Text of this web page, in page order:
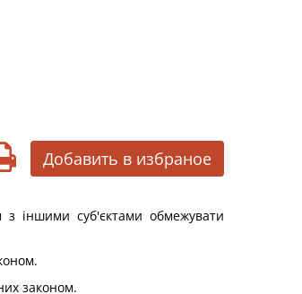
Добавить в избраное
іншими суб'єктами обмежувати
законом.